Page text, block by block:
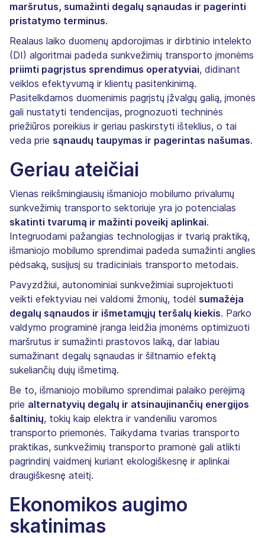
maršrutus, sumažinti degalų sąnaudas ir pagerinti
pristatymo terminus.
Realaus laiko duomenų apdorojimas ir dirbtinio intelekto
(DI) algoritmai padeda sunkvežimių transporto įmonėms
priimti pagrįstus sprendimus operatyviai, didinant
veiklos efektyvumą ir klientų pasitenkinimą.
Pasitelkdamos duomenimis pagrįstų įžvalgų galią, įmonės
gali nustatyti tendencijas, prognozuoti techninės
priežiūros poreikius ir geriau paskirstyti išteklius, o tai
veda prie sąnaudų taupymas ir pagerintas našumas.
Geriau ateičiai
Vienas reikšmingiausių išmaniojo mobilumo privalumų
sunkvežimių transporto sektoriuje yra jo potencialas
skatinti tvarumą ir mažinti poveikį aplinkai.
Integruodami pažangias technologijas ir tvarią praktiką,
išmaniojo mobilumo sprendimai padeda sumažinti anglies
pėdsaką, susijusį su tradiciniais transporto metodais.
Pavyzdžiui, autonominiai sunkvežimiai suprojektuoti
veikti efektyviau nei valdomi žmonių, todėl sumažėja
degalų sąnaudos ir išmetamųjų teršalų kiekis. Parko
valdymo programinė įranga leidžia įmonėms optimizuoti
maršrutus ir sumažinti prastovos laiką, dar labiau
sumažinant degalų sąnaudas ir šiltnamio efektą
sukeliančių dujų išmetimą.
Be to, išmaniojo mobilumo sprendimai palaiko perėjimą
prie alternatyvių degalų ir atsinaujinančių energijos
šaltinių, tokių kaip elektra ir vandeniliu varomos
transporto priemonės. Taikydama tvarias transporto
praktikas, sunkvežimių transporto pramonė gali atlikti
pagrindinį vaidmenį kuriant ekologiškesnę ir aplinkai
draugiškesnę ateitį.
Ekonomikos augimo
skatinimas